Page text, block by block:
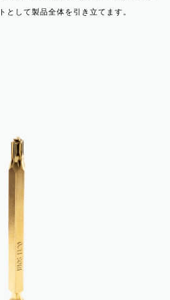
として製品全体を引き立てます。